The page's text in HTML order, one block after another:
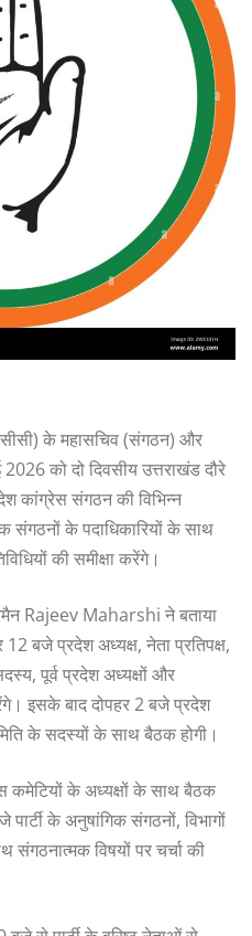
के महासचिव (संगठन) और
को दो दिवसीय उत्तराखंड दौरे
कांग्रेस संगठन की विभिन्न
संगठनों के पदाधिकारियों के साथ
की समीक्षा करेंगे।
Rajeev Maharshi ने बताया
बजे प्रदेश अध्यक्ष, नेता प्रतिपक्ष,
पूर्व प्रदेश अध्यक्षों और
इसके बाद दोपहर 2 बजे प्रदेश
के सदस्यों के साथ बैठक होगी।
कमेटियों के अध्यक्षों के साथ बैठक
के अनुषांगिक संगठनों, विभागों
संगठनात्मक विषयों पर चर्चा की